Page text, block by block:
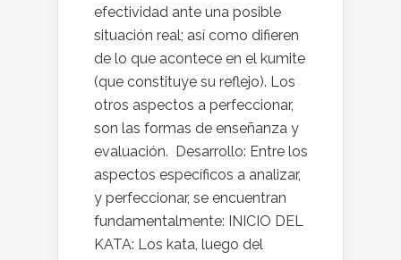
efectividad ante una posible
situación real; así como difieren
de lo que acontece en el kumite
(que constituye su reflejo). Los
otros aspectos a perfeccionar,
son las formas de enseñanza y
evaluación. Desarrollo: Entre los
aspectos específicos a analizar,
y perfeccionar, se encuentran
fundamentalmente: INICIO DEL
KATA: Los kata, luego del